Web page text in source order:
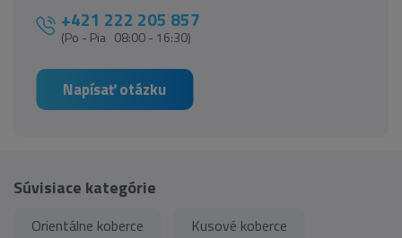
+421 222 205 857
(Po - Pia 08:00 - 16:30)
Napísať otázku
Súvisiace kategórie
Orientálne koberce Kusové koberce